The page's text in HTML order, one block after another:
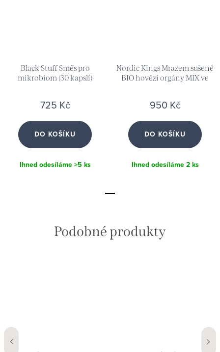
Black Stuff Směs pro
mikrobiom (30 kapslí)
725 Kč
DO KOŠÍKU
Ihned odesíláme>5 ks
Nordic Kings Mrazem sušené
BIO hovězí orgány MIX ve
950 Kč
DO KOŠÍKU
Ihned odesíláme2 ks